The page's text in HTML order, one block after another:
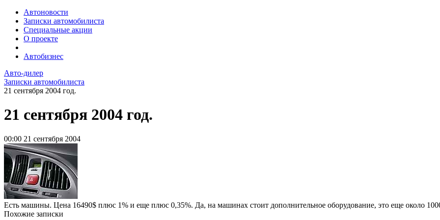
Автоновости
Записки автомобилиста
Специальные акции
О проекте
Автобизнес
Авто-дилер
Записки автомобилиста
21 сентября 2004 год.
21 сентября 2004 год.
00:00 21 сентября 2004
Есть машины. Цена 16490$ плюс 1% и еще плюс 0,35%. Да, на машинах стоит дополнительное оборудование, это еще около
Похожие записки